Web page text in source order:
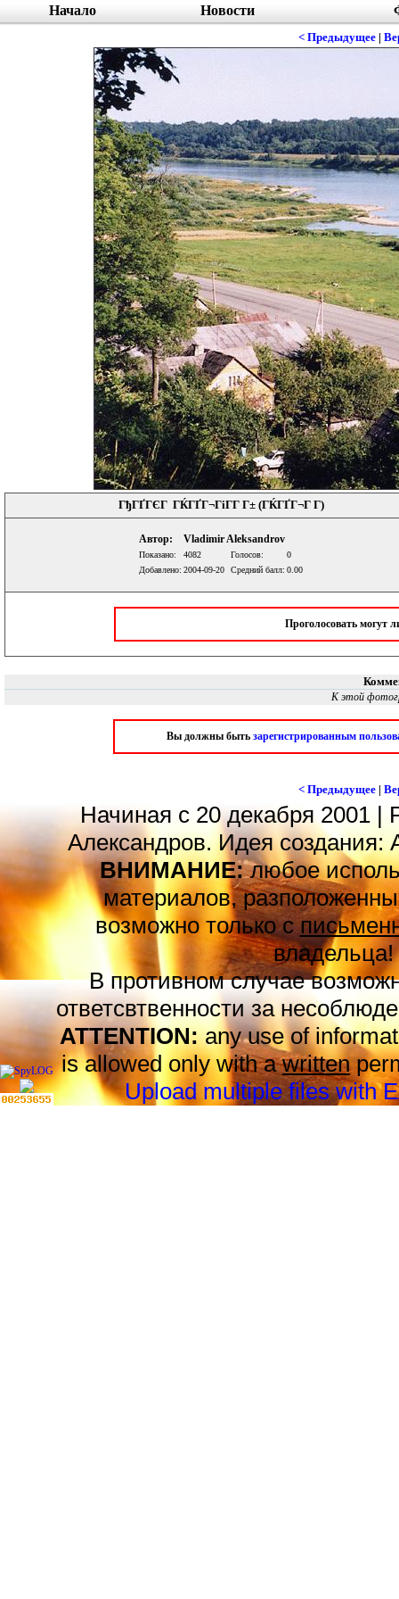
Начало Новости
< Предыдущее |
ГђГҐГЄГ ГЌГҐГ¬ГіГ­Г Г± (ГЌГҐГ¬Г Г­)
Автор: Vladimir Aleksandrov
Показано: 4082 Голосов:
0
Добавлено: 2004-09-20 Средний балл: 0.00
Проголосовать могут
К этой
Вы должны быть зарегистрированным
< Предыдущее |
Начиная с 20 декабря 2001 |
Александров. Идея создания:
ВНИМАНИЕ:любое
материалов,
возможно только с
владельца!
В противном случае
ответсвтвенности за
ATTENTION:any use of
is allowed only with awritten
Upload multiple files with